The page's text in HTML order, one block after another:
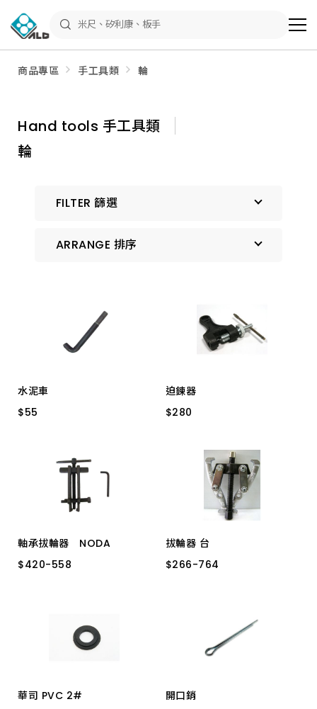
Shop
商
專
具、
商品專區 手工具類 輪
Hand tools 手工具類
輪
FILTER 篩選
ARRANGE 排序
上架時間 由新到舊
水泥車
$55
$55
迫鍊器
$280
$280
軸承拔輪器 NODA
$420-558
$420-558
拔輪器 台
$266-764
$266-764
6" 三爪
華司 PVC 2#
開口銷